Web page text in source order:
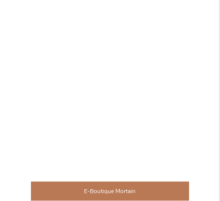
E-Boutique Mortain